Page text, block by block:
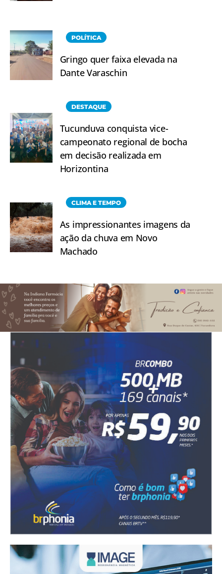
POLÍTICA
Gringo quer faixa elevada na
Dante Varaschin
DESTAQUE
Tucunduva conquista vice-
campeonato regional de bocha
em decisão realizada em
Horizontina
CLIMA E TEMPO
As impressionantes imagens da
ação da chuva em Novo
Machado